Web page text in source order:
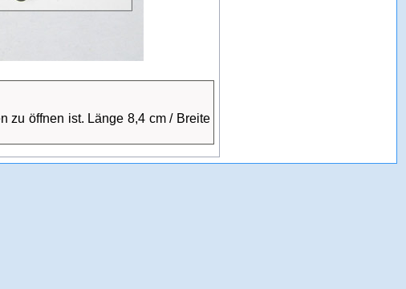
zu öffnen ist. Länge 8,4 cm / Breite